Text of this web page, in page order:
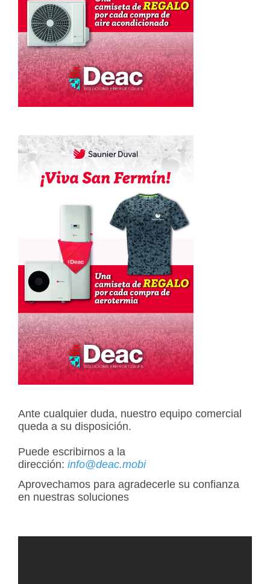
Ante cualquier duda, nuestro equipo comercial
queda a su disposición.
Puede escribirnos a la
dirección: info@deac.mobi
Aprovechamos para agradecerle su confianza
en nuestras soluciones